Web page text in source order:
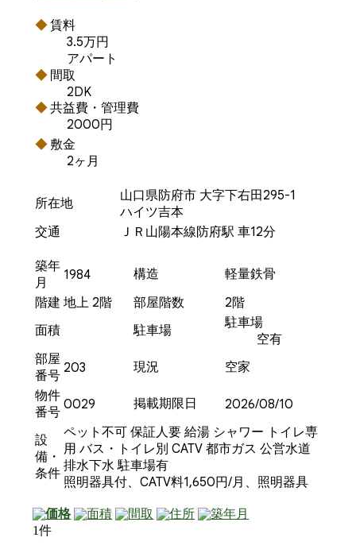
賃料
3.5万円
アパート
間取
2DK
共益費・管理費
2000円
敷金
2ヶ月
所在地
山口県防府市 大字下右田295-1
ハイツ吉本
交通
ＪＲ山陽本線防府駅 車12分
築年
月
1984 構造
軽量鉄骨
階建 地上 2階 部屋階数
2階
面積
駐車場
駐車場
空有
部屋
番号 203 現況
空家
物件
番号 0029 掲載期限日 2026/08/10
設
備・
条件
ペット不可 保証人要 給湯 シャワー トイレ専
用 バス・トイレ別 CATV 都市ガス 公営水道
排水下水 駐車場有
照明器具付、CATV料1,650円/月、照明器具
価格
面積 間取 住所 築年月
1件